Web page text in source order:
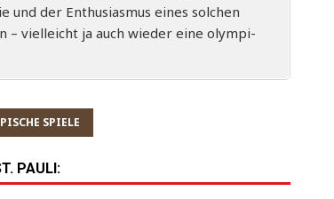
und der Enthu­si­as­mus eines sol­chen
– viel­leicht ja auch wie­der eine olym­pi­
SPIELE
PAULI: